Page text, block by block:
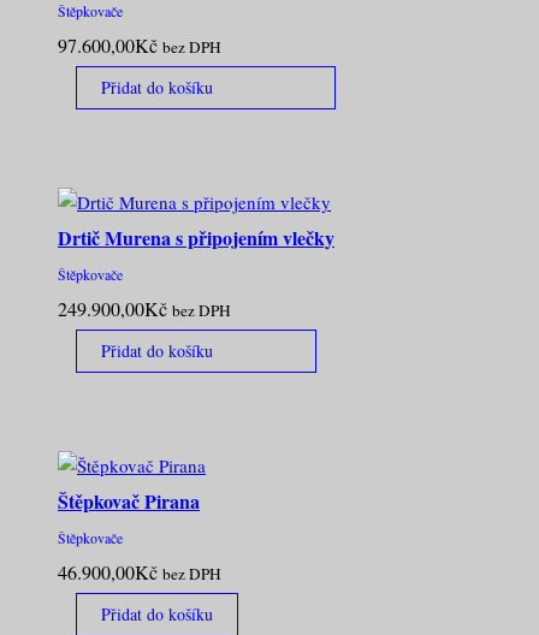
Štěpkovače
97.600,00Kč bez DPH
Přidat do košíku
Drtič Murena s připojením vlečky
Štěpkovače
249.900,00Kč bez DPH
Přidat do košíku
Štěpkovač Pirana
Štěpkovače
46.900,00Kč bez DPH
Přidat do košíku